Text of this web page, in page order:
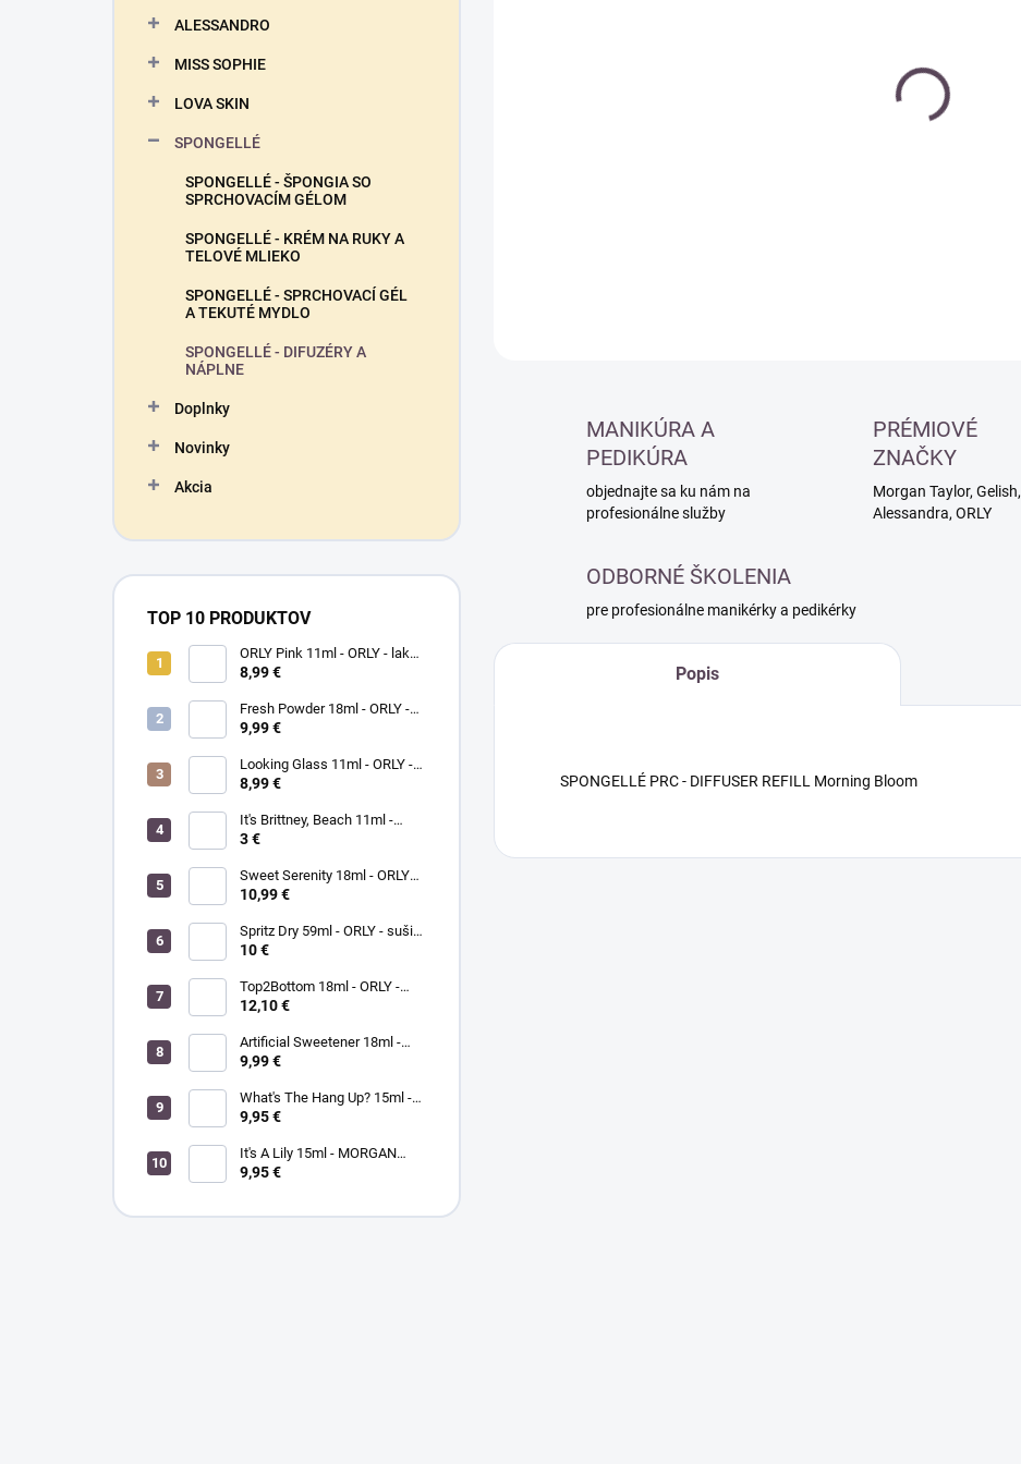
ALESSANDRO
MISS SOPHIE
LOVA SKIN
SPONGELLÉ
SPONGELLÉ - ŠPONGIA SO
SPRCHOVACÍM GÉLOM
SPONGELLÉ - KRÉM NA RUKY A
TELOVÉ MLIEKO
SPONGELLÉ - SPRCHOVACÍ GÉL
A TEKUTÉ MYDLO
SPONGELLÉ - DIFUZÉRY A
NÁPLNE
Doplnky
Novinky
Akcia
TOP 10 PRODUKTOV
ORLY Pink 11ml - ORLY - lak
na nechty
8,99 €
Fresh Powder 18ml - ORLY -
lak na nechty
9,99 €
Looking Glass 11ml - ORLY -
lak na nechty
8,99 €
It's Brittney, Beach 11ml -
ORLY lak na nechty
3 €
Sweet Serenity 18ml - ORLY
BREATHABLE - ošetrujúci
10,99 €
Spritz Dry 59ml - ORLY - sušič
laku na nechty
10 €
Top2Bottom 18ml - ORLY -
podkladový a vrchný lak na
12,10 €
Artificial Sweetener 18ml -
ORLY lak na nechty
9,99 €
What's The Hang Up? 15ml -
MORGANTAYLOR - lak na
9,95 €
It's A Lily 15ml - MORGAN
TAYLOR - lak na nechty
9,95 €
MANIKÚRA A
PEDIKÚRA
objednajte sa ku nám na
profesionálne služby
PRÉMIOVÉ
ZNAČKY
Morgan Taylor, Gelish,
Alessandra, ORLY
ODBORNÉ ŠKOLENIA
pre profesionálne manikérky a pedikérky
Popis
SPONGELLÉ PRC - DIFFUSER REFILL Morning Bloom